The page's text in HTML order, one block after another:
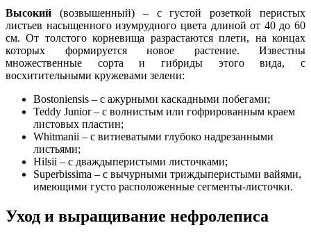
Высокий (возвышенный) – с густой розеткой перистых
листьев насыщенного изумрудного цвета длиной от 40 до 60
см. От толстого корневища разрастаются плети, на концах
которых формируется новое растение. Известны
множественные сорта и гибриды этого вида, с
восхитительными кружевами зелени:
Bostoniensis – с ажурными каскадными побегами;
Teddy Junior – с волнистым или гофрированным краем
листовых пластин;
Whitmanii – с витиеватыми глубоко надрезанными
листьями;
Hilsii – c дваждыперистыми листочками;
Superbissima – c вычурными триждыперистыми вайями,
имеющими густо расположенные сегменты-листочки.
Уход и выращивание нефролеписа